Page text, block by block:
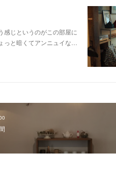
感じというのがこの部屋に
と暗くてアンニュイな…